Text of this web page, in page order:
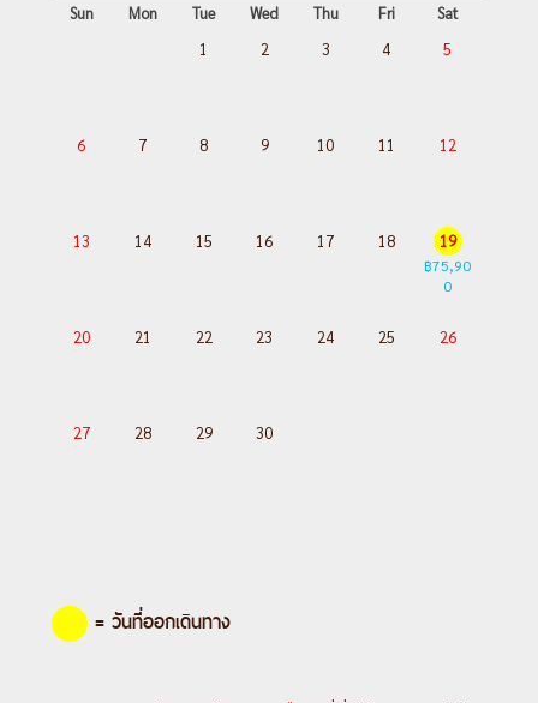
Sun Mon Tue Wed Thu Fri
Sat
1
2 3 4 5
6 7 8 9 10 11 12
13 14 15 16 17 18
19
฿75,90
0
20 21 22 23 24 25 26
27 28 29 30
= วันที่ออกเดินทาง